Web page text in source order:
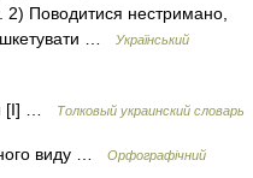
2) Поводитися нестримано,
…
Український
[I] … Толковый украинский словарь
виду …
Орфографічний